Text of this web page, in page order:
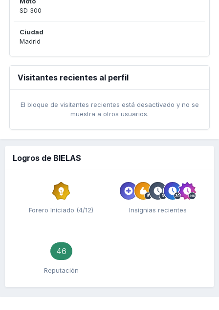
SD 300
Ciudad
Madrid
Visitantes recientes al perfil
El bloque de visitantes recientes está desactivado y no se
muestra a otros usuarios.
Logros de BIELAS
Forero Iniciado (4/12) Insignias recientes
46
Reputación